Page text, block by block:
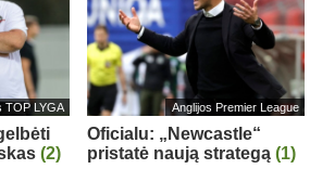
TOP LYGA
(2)
Anglijos Premier League
Oficialu: „Newcastle“
pristatė naują strategą (1)